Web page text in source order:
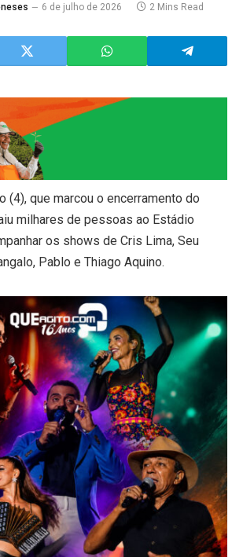
6 de julho de 2026 2 Mins Read
(4), que marcou o encerramento do
milhares de pessoas ao Estádio
os shows de Cris Lima, Seu
Pablo e Thiago Aquino.